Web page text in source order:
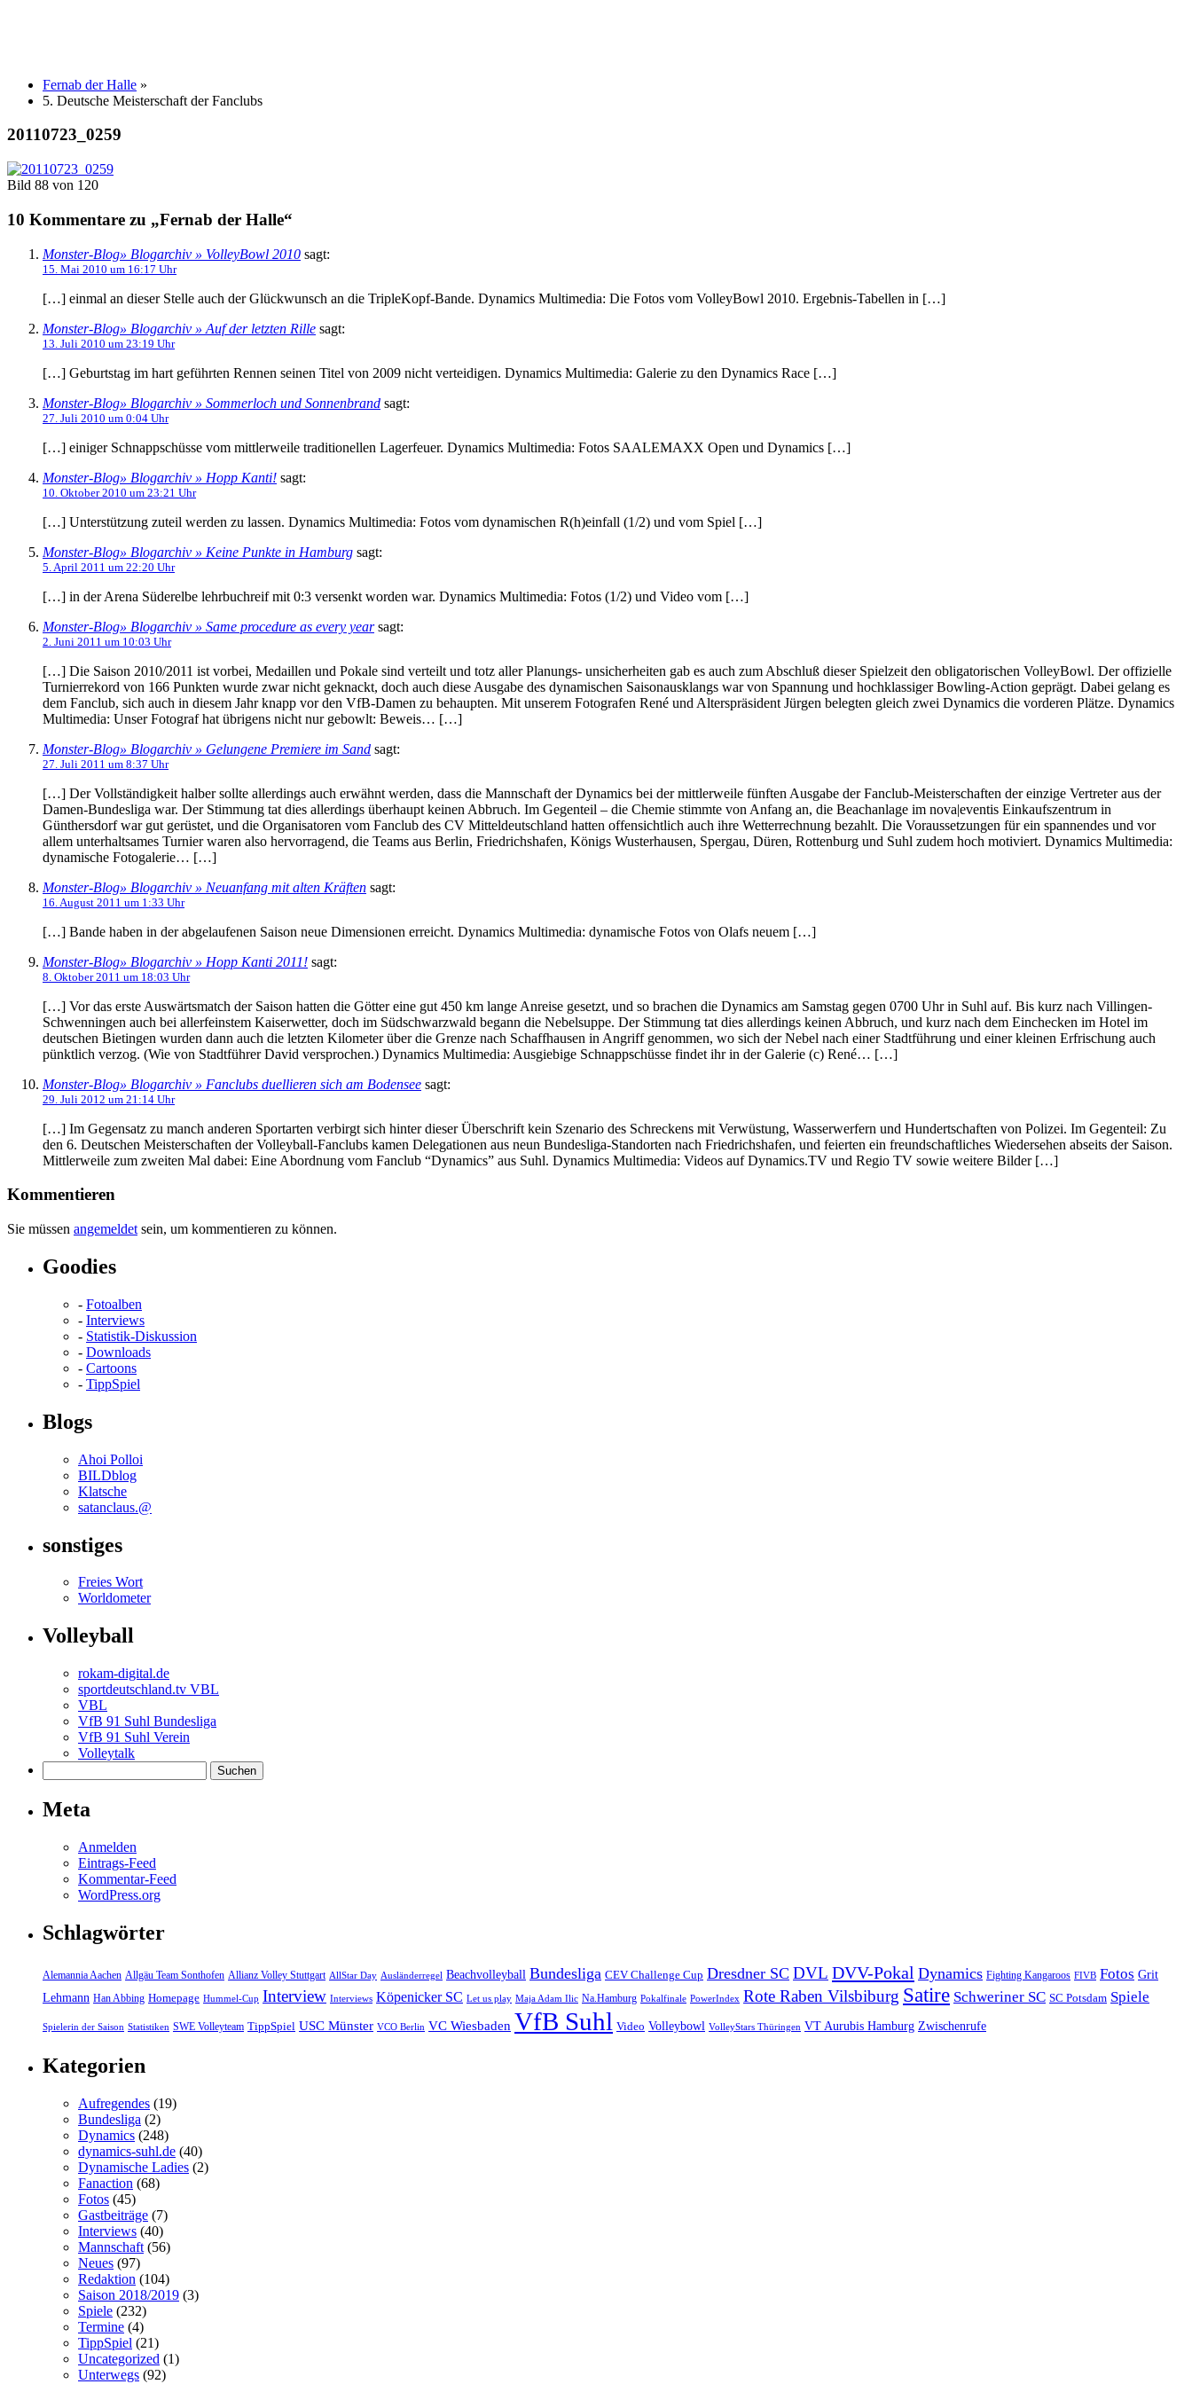
Fernab der Halle »
5. Deutsche Meisterschaft der Fanclubs
20110723_0259
Bild 88 von 120
10 Kommentare zu „Fernab der Halle“
Monster-Blog» Blogarchiv » VolleyBowl 2010 sagt:
15. Mai 2010 um 16:17 Uhr
[…] einmal an dieser Stelle auch der Glückwunsch an die TripleKopf-Bande. Dynamics Multimedia: Die Fotos vom VolleyBowl 2010. Ergebnis-Tabellen in […]
Monster-Blog» Blogarchiv » Auf der letzten Rille sagt:
13. Juli 2010 um 23:19 Uhr
[…] Geburtstag im hart geführten Rennen seinen Titel von 2009 nicht verteidigen. Dynamics Multimedia: Galerie zu den Dynamics Race […]
Monster-Blog» Blogarchiv » Sommerloch und Sonnenbrand sagt:
27. Juli 2010 um 0:04 Uhr
[…] einiger Schnappschüsse vom mittlerweile traditionellen Lagerfeuer. Dynamics Multimedia: Fotos SAALEMAXX Open und Dynamics […]
Monster-Blog» Blogarchiv » Hopp Kanti! sagt:
10. Oktober 2010 um 23:21 Uhr
[…] Unterstützung zuteil werden zu lassen. Dynamics Multimedia: Fotos vom dynamischen R(h)einfall (1/2) und vom Spiel […]
Monster-Blog» Blogarchiv » Keine Punkte in Hamburg sagt:
5. April 2011 um 22:20 Uhr
[…] in der Arena Süderelbe lehrbuchreif mit 0:3 versenkt worden war. Dynamics Multimedia: Fotos (1/2) und Video vom […]
Monster-Blog» Blogarchiv » Same procedure as every yearsagt:
2. Juni 2011 um 10:03 Uhr
[…] Die Saison 2010/2011 ist vorbei, Medaillen und Pokale sind verteilt und totz aller Planungs- unsicherheiten gab es auch zum Abschluß dieser Spielzeit den obligatorischen VolleyBowl. Der offizielle
Turnierrekord von 166 Punkten wurde zwar nicht geknackt, doch auch diese Ausgabe des dynamischen Saisonausklangs war von Spannung und hochklassiger Bowling-Action geprägt. Dabei gelang es
dem Fanclub, sich auch in diesem Jahr knapp vor den VfB-Damen zu behaupten. Mit unserem Fotografen René und Alterspräsident Jürgen belegten gleich zwei Dynamics die vorderen Plätze. Dynamics
Multimedia: Unser Fotograf hat übrigens nicht nur gebowlt: Beweis… […]
Monster-Blog» Blogarchiv » Gelungene Premiere im Sand sagt:
27. Juli 2011 um 8:37 Uhr
[…] Der Vollständigkeit halber sollte allerdings auch erwähnt werden, dass die Mannschaft der Dynamics bei der mittlerweile fünften Ausgabe der Fanclub-Meisterschaften der einzige Vertreter aus der
Damen-Bundesliga war. Der Stimmung tat dies allerdings überhaupt keinen Abbruch. Im Gegenteil – die Chemie stimmte von Anfang an, die Beachanlage im nova|eventis Einkaufszentrum in
Günthersdorf war gut gerüstet, und die Organisatoren vom Fanclub des CV Mitteldeutschland hatten offensichtlich auch ihre Wetterrechnung bezahlt. Die Voraussetzungen für ein spannendes und vor
allem unterhaltsames Turnier waren also hervorragend, die Teams aus Berlin, Friedrichshafen, Königs Wusterhausen, Spergau, Düren, Rottenburg und Suhl zudem hoch motiviert. Dynamics Multimedia:
dynamische Fotogalerie… […]
Monster-Blog» Blogarchiv » Neuanfang mit alten Kräften sagt:
16. August 2011 um 1:33 Uhr
[…] Bande haben in der abgelaufenen Saison neue Dimensionen erreicht. Dynamics Multimedia: dynamische Fotos von Olafs neuem […]
Monster-Blog» Blogarchiv » Hopp Kanti 2011! sagt:
8. Oktober 2011 um 18:03 Uhr
[…] Vor das erste Auswärtsmatch der Saison hatten die Götter eine gut 450 km lange Anreise gesetzt, und so brachen die Dynamics am Samstag gegen 0700 Uhr in Suhl auf. Bis kurz nach Villingen-
Schwenningen auch bei allerfeinstem Kaiserwetter, doch im Südschwarzwald begann die Nebelsuppe. Der Stimmung tat dies allerdings keinen Abbruch, und kurz nach dem Einchecken im Hotel im
deutschen Bietingen wurden dann auch die letzten Kilometer über die Grenze nach Schaffhausen in Angriff genommen, wo sich der Nebel nach einer Stadtführung und einer kleinen Erfrischung auch
pünktlich verzog. (Wie von Stadtführer David versprochen.) Dynamics Multimedia: Ausgiebige Schnappschüsse findet ihr in der Galerie (c) René… […]
Monster-Blog» Blogarchiv » Fanclubs duellieren sich am Bodensee sagt:
29. Juli 2012 um 21:14 Uhr
[…] Im Gegensatz zu manch anderen Sportarten verbirgt sich hinter dieser Überschrift kein Szenario des Schreckens mit Verwüstung, Wasserwerfern und Hundertschaften von Polizei. Im Gegenteil: Zu
den 6. Deutschen Meisterschaften der Volleyball-Fanclubs kamen Delegationen aus neun Bundesliga-Standorten nach Friedrichshafen, und feierten ein freundschaftliches Wiedersehen abseits der Saison.
Mittlerweile zum zweiten Mal dabei: Eine Abordnung vom Fanclub “Dynamics” aus Suhl. Dynamics Multimedia: Videos auf Dynamics.TV und Regio TV sowie weitere Bilder […]
Kommentieren
Sie müssen angemeldet sein, um kommentieren zu können.
Goodies
- Fotoalben
- Interviews
- Statistik-Diskussion
- Downloads
- Cartoons
- TippSpiel
Blogs
Ahoi Polloi
BILDblog
Klatsche
satanclaus.@
sonstiges
Freies Wort
Worldometer
Volleyball
rokam-digital.de
sportdeutschland.tv VBL
VBL
VfB 91 Suhl Bundesliga
VfB 91 Suhl Verein
Volleytalk
Meta
Anmelden
Eintrags-Feed
Kommentar-Feed
WordPress.org
Schlagwörter
Alemannia Aachen Allgäu Team Sonthofen Allianz Volley Stuttgart AllStar Day Ausländerregel Beachvolleyball Bundesliga CEV Challenge Cup Dresdner SC DVL DVV-Pokal Dynamics Fighting Kangaroos FIVB Fotos Grit
Lehmann Han Abbing Homepage Hummel-Cup Interview Interviews Köpenicker SC Let us play Maja Adam Ilic Na.Hamburg Pokalfinale PowerIndex Rote Raben Vilsbiburg Satire Schweriner SC SC Potsdam Spiele
Spielerin der Saison Statistiken SWE Volleyteam TippSpiel USC Münster VCO Berlin VC Wiesbaden VfB Suhl Video Volleybowl VolleyStars Thüringen VT Aurubis Hamburg Zwischenrufe
Kategorien
Aufregendes (19)
Bundesliga (2)
Dynamics (248)
dynamics-suhl.de (40)
Dynamische Ladies (2)
Fanaction (68)
Fotos (45)
Gastbeiträge (7)
Interviews (40)
Mannschaft (56)
Neues (97)
Redaktion (104)
Saison 2018/2019 (3)
Spiele (232)
Termine (4)
TippSpiel (21)
Uncategorized (1)
Unterwegs (92)